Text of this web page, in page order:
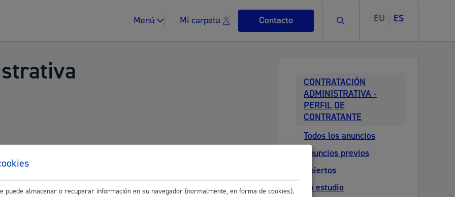
Menú Mi carpeta Contacto Buscar EU ES
Vivienda y urbanismo
CONTRATACIÓN
ADMINISTRATIVA -
PERFIL DE
CONTRATANTE
Todos los anuncios
Anuncios previos
Abiertos
En estudio
puede almacenar o recuperar información en su navegador (normalmente, en forma de cookies).